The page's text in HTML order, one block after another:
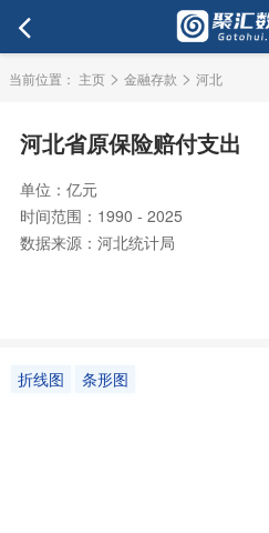
当前位置： 主页 > 金融存款 > 河北
河北省原保险赔付支出
单位：亿元
时间范围：1990 - 2025
数据来源：河北统计局
折线图 条形图